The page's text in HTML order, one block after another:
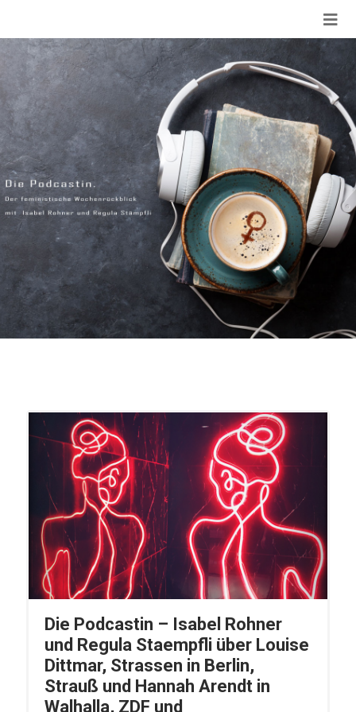
Die Podcastin – Isabel Rohner
und Regula Staempfli über Louise
Dittmar, Strassen in Berlin,
Strauß und Hannah Arendt in
Walhalla, ZDF und